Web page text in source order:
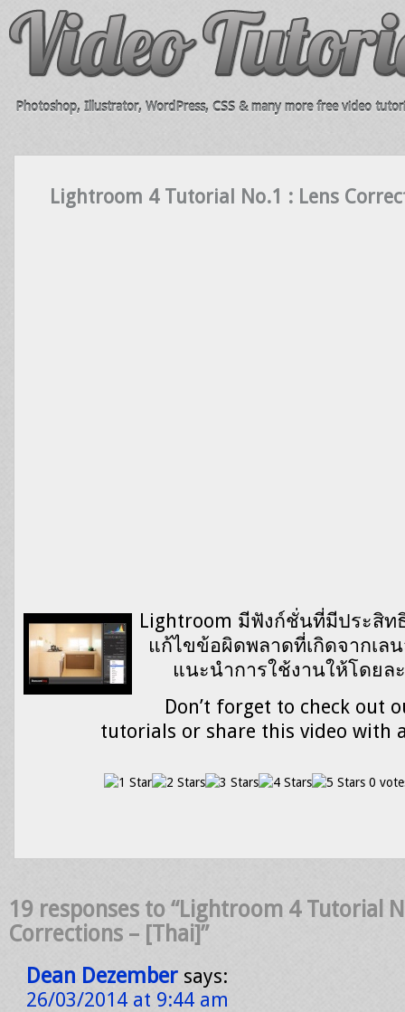
Photoshop, Illustrator, WordPress, CSS & many more free video
Lightroom 4 Tutorial No.1 : Lens
Lightroom มีฟังก์ชั่นที่มีประสิท
แก้ไขข้อผิดพลาดที่เกิดจากเล
แนะนำการใช้งานให้โดยล
Don’t forget to check out
tutorials or share this video with
0
19 responses to “Lightroom 4 Tutorial
Corrections – [Thai]”
Dean Dezember says:
26/03/2014 at 9:44 am